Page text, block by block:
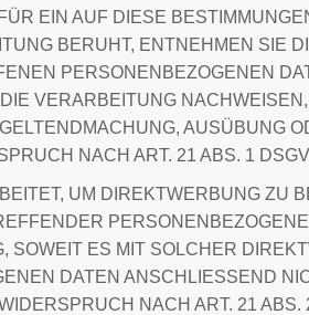
EIN AUF DIESE
BERUHT, ENTNEHMEN SIE
PERSONENBEZOGENEN
VERARBEITUNG
AUSÜBUNG
NACH ART. 21 ABS. 1
UM DIREKTWERBUNG ZU
SOWEIT ES MIT SOLCHER
DATEN ANSCHLIESSEND
NACH ART. 21 ABS.